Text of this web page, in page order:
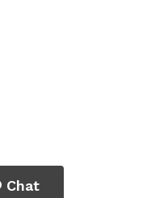
Chat